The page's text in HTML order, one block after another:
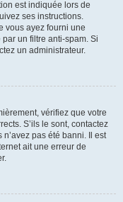
est indiquée lors de
ses instructions.
vous ayez fourni une
un filtre anti-spam. Si
un administrateur.
vérifiez que votre
S’ils le sont, contactez
pas été banni. Il est
ait une erreur de